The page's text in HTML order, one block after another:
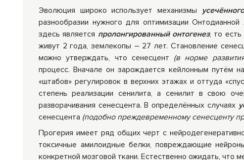
Эволюция широко использует механизмы
разнообразии нужного для оптимизации
здесь является пролонгированный онтогенез, то
живут 2 года, землекопы – 27 лет. Становление
можно утверждать, что сенесцент (в норме
процесс. Вначале он зарождается кейлонным путём
«штабов» регулировок в верхних этажах и оттуда
степень реализации сенилита, а сенилит в свою
разворачивания сенесцента. В определённых случаях
сенесцента (подобно преждевременному сенесценту
Прогерия имеет ряд общих черт с
токсичные амилоидные белки, повреждающие
конкретной мозговой ткани. Естественно ожидать,